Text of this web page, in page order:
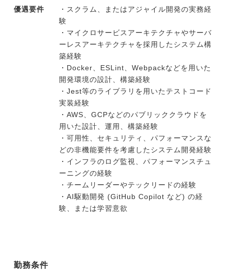
優遇要件
・スクラム、またはアジャイル開発の実務経
験
・マイクロサービスアーキテクチャやサーバ
ーレスアーキテクチャを採用したシステム構
築経験
・Docker、ESLint、Webpackなどを用いた
開発環境の設計、構築経験
・Jest等のライブラリを用いたテストコード
実装経験
・AWS、GCPなどのパブリッククラウドを
用いた設計、運用、構築経験
・可用性、セキュリティ、パフォーマンスな
どの非機能要件を考慮したシステム開発経験
・インフラのログ監視、パフォーマンスチュ
ーニングの経験
・チームリーダーやテックリードの経験
・AI駆動開発 (GitHub Copilot など) の経
験、または学習意欲
勤務条件